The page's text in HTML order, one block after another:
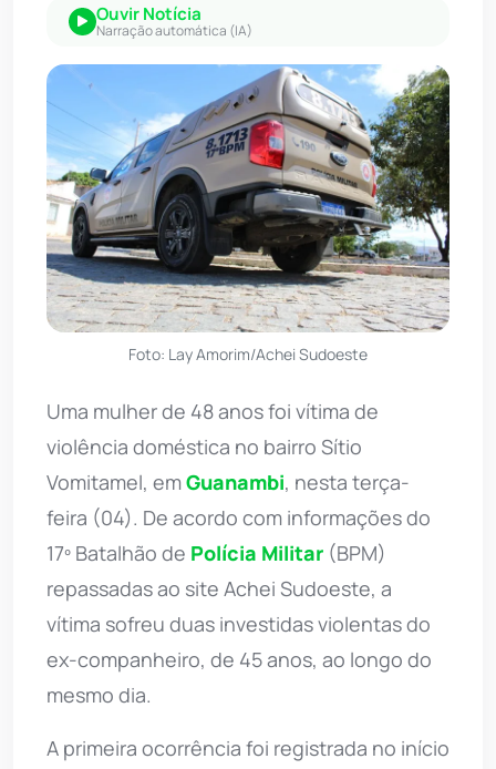
Ouvir Notícia
Narração automática (IA)
Foto: Lay Amorim/Achei Sudoeste
Uma mulher de 48 anos foi vítima de
violência doméstica no bairro Sítio
Vomitamel, emGuanambi, nesta terça-
feira (04). De acordo com informações do
17º Batalhão de Polícia Militar (BPM)
repassadas ao site Achei Sudoeste, a
vítima sofreu duas investidas violentas do
ex-companheiro, de 45 anos, ao longo do
mesmo dia.
A primeira ocorrência foi registrada no início